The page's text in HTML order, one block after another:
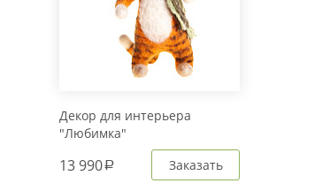
Декор для интерьера
"Любимка"
13 990a Заказать